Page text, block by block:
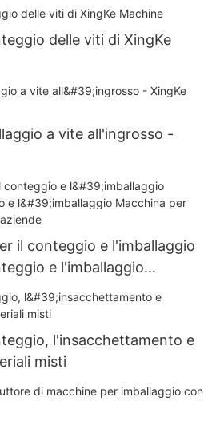
delle viti di XingKe
a vite all'ingrosso -
il conteggio e l'imballaggio
e l'imballaggio
per le aziende
l'insacchettamento e
misti